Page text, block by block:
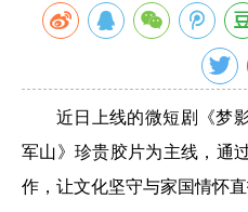
近日上线的微短剧《梦
军山》珍贵胶片为主线，通
作，让文化坚守与家国情怀直